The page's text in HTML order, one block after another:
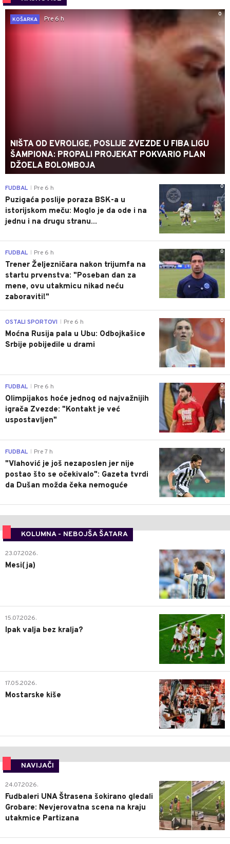
0
KOŠARKA
Pre 6 h
NIŠTA OD EVROLIGE, POSLIJE ZVEZDE U FIBA LIGU
ŠAMPIONA: PROPALI PROJEKAT POKVARIO PLAN
DŽOELA BOLOMBOJA
0
FUDBAL Pre 6 h
Puzigaća poslije poraza BSK-a u
istorijskom meču: Moglo je da ode i na
jednu i na drugu stranu...
0
FUDBAL Pre 6 h
Trener Željezničara nakon trijumfa na
startu prvenstva: "Poseban dan za
mene, ovu utakmicu nikad neću
zaboraviti!"
0
OSTALI SPORTOVI Pre 6 h
Moćna Rusija pala u Ubu: Odbojkašice
Srbije pobijedile u drami
0
FUDBAL Pre 6 h
Olimpijakos hoće jednog od najvažnijih
igrača Zvezde: "Kontakt je već
uspostavljen"
0
FUDBAL Pre 7 h
"Vlahović je još nezaposlen jer nije
postao što se očekivalo": Gazeta tvrdi
da Dušan možda čeka nemoguće
KOLUMNA - NEBOJŠA ŠATARA
0
23.07.2026.
Mesi(ja)
2
15.07.2026.
Ipak valja bez kralja?
0
17.05.2026.
Mostarske kiše
NAVIJAČI
0
24.07.2026.
Fudbaleri UNA Štrasena šokirano gledali
Grobare: Nevjerovatna scena na kraju
utakmice Partizana